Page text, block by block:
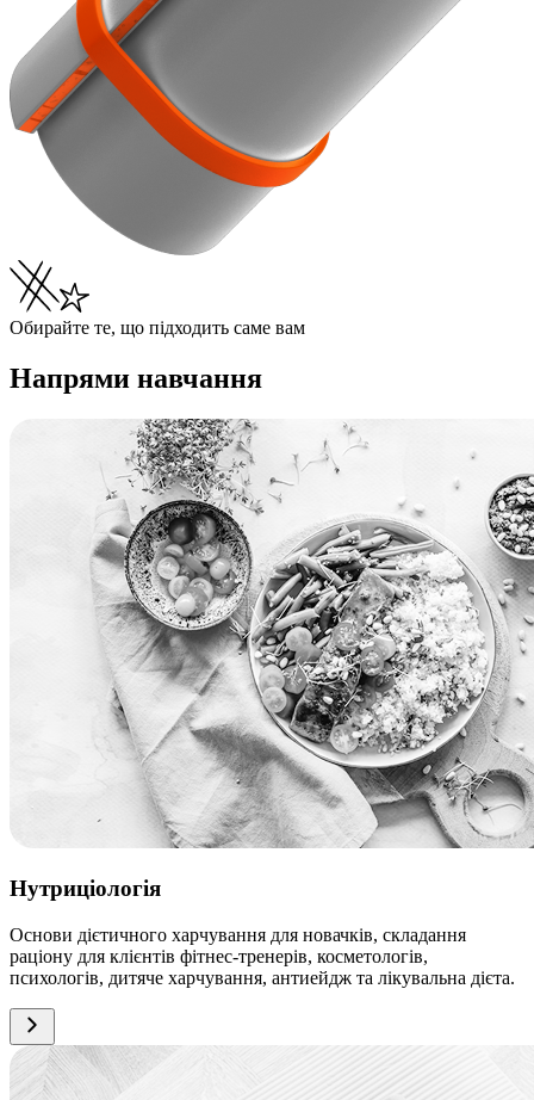
Обирайте те, що підходить саме вам
Напрями навчання
Нутриціологія
Основи дієтичного харчування для новачків, складання
раціону для клієнтів фітнес-тренерів, косметологів,
психологів, дитяче харчування, антиейдж та лікувальна дієта.